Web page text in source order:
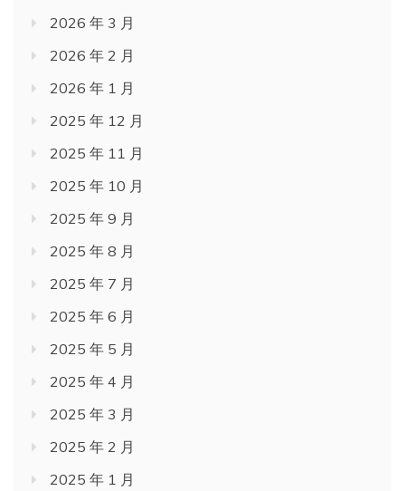
2026 年 3 月
2026 年 2 月
2026 年 1 月
2025 年 12 月
2025 年 11 月
2025 年 10 月
2025 年 9 月
2025 年 8 月
2025 年 7 月
2025 年 6 月
2025 年 5 月
2025 年 4 月
2025 年 3 月
2025 年 2 月
2025 年 1 月